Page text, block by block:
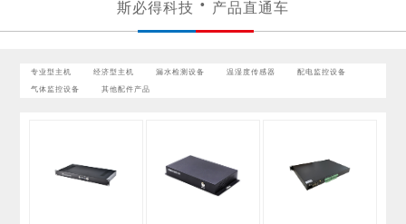
斯必得科技 产品直通车
专业型主机 经济型主机 漏水检测设备 温湿度传感器 配电监控设备
气体监控设备 其他配件产品